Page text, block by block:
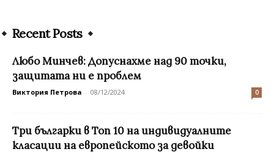
Recent Posts
Любо Минчев: Допуснахме над 90 точки,
защитата ни е проблем
Виктория Петрова - 08/12/2024 0
Три българки в Топ 10 на индивидуалните
класации на европейското за девойки